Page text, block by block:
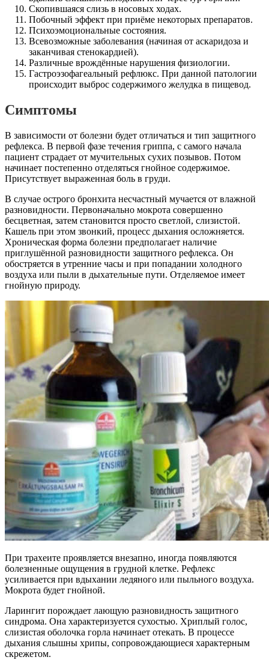
Скопившаяся слизь в носовых ходах.
Побочный эффект при приёме некоторых препаратов.
Психоэмоциональные состояния.
Всевозможные заболевания (начиная от аскаридоза и
заканчивая стенокардией).
Различные врождённые нарушения физиологии.
Гастроэзофагеальный рефлюкс. При данной патологии
происходит выброс содержимого желудка в пищевод.
Симптомы
В зависимости от болезни будет отличаться и тип защитного
рефлекса. В первой фазе течения гриппа, с самого начала
пациент страдает от мучительных сухих позывов. Потом
начинает постепенно отделяться гнойное содержимое.
Присутствует выраженная боль в груди.
В случае острого бронхита несчастный мучается от влажной
разновидности. Первоначально мокрота совершенно
бесцветная, затем становится просто светлой, слизистой.
Кашель при этом звонкий, процесс дыхания осложняется.
Хроническая форма болезни предполагает наличие
приглушённой разновидности защитного рефлекса. Он
обостряется в утренние часы и при попадании холодного
воздуха или пыли в дыхательные пути. Отделяемое имеет
гнойную природу.
При трахеите проявляется внезапно, иногда появляются
болезненные ощущения в грудной клетке. Рефлекс
усиливается при вдыхании ледяного или пыльного воздуха.
Мокрота будет гнойной.
Ларингит порождает лающую разновидность защитного
синдрома. Она характеризуется сухостью. Хриплый голос,
слизистая оболочка горла начинает отекать. В процессе
дыхания слышны хрипы, сопровождающиеся характерным
скрежетом.